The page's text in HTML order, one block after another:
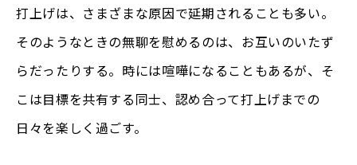
打上げは、さまざまな原因で延期されることも多い。
そのようなときの無聊を慰めるのは、お互いのいたず
らだったりする。時には喧嘩になることもあるが、そ
こは目標を共有する同士、認め合って打上げまでの
日々を楽しく過ごす。